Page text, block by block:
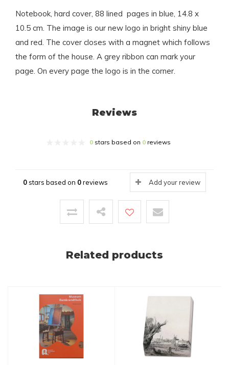
Notebook, hard cover, 88 lined pages in blue, 14.8 x
10.5 cm. The image is our new logo in bright shiny blue
and red. The cover closes with a magnet which follows
the form of the house. A grey ribbon can mark your
page. On every page the logo is in the corner.
Reviews
0stars based on 0reviews
0stars based on 0reviews Add your review
Related products